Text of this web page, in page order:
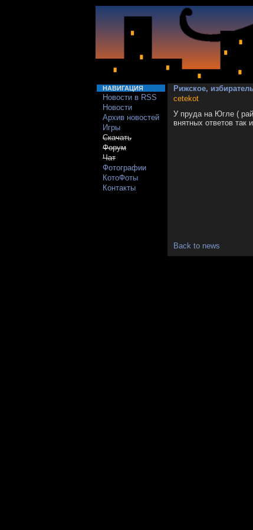
НАВИГАЦИЯ
Новости в RSS
Новости
Архив новостей
Игры
Скачать
Форум
Чат
Фотографии
КотоФоты
Контакты
Рижское,
cetekot
У пруда на Югле (
внятных ответов
Back to news